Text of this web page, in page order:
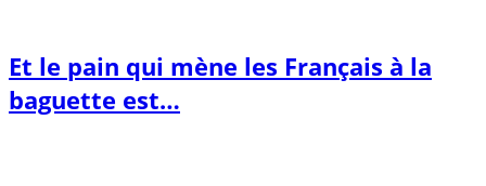
Et le pain qui mène les Français à la
baguette est…